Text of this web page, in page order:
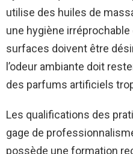
utilise des huiles de
une hygiène
surfaces doivent être
l’odeur ambiante doit
des parfums artificiels
Les qualifications des
gage de
possède une formation